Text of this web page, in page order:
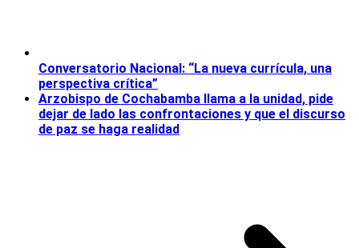
Conversatorio Nacional: “La nueva currícula, una
perspectiva crítica”
Arzobispo de Cochabamba llama a la unidad, pide
dejar de lado las confrontaciones y que el discurso
de paz se haga realidad